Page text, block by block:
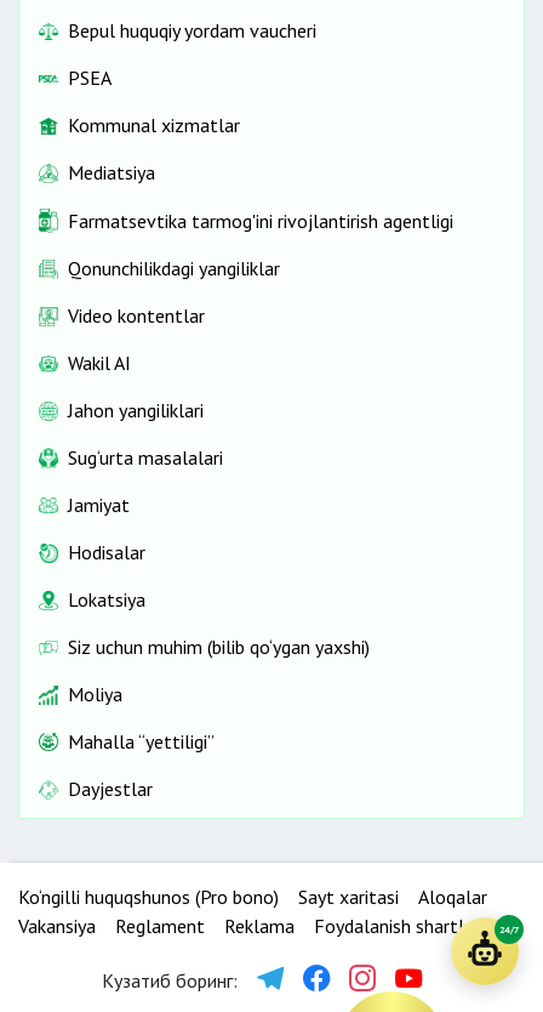
Bepul huquqiy yordam vaucheri
PSEA
Kommunal xizmatlar
Mediatsiya
Farmatsevtika tarmog'ini rivojlantirish agentligi
Qonunchilikdagi yangiliklar
Video kontentlar
Wakil AI
Jahon yangiliklari
Sug‘urta masalalari
Jamiyat
Hodisalar
Lokatsiya
Siz uchun muhim (bilib qo‘ygan yaxshi)
Moliya
Mahalla “yettiligi”
Dayjestlar
Ko‘ngilli huquqshunos (Pro bono) Sayt xaritasi
Aloqalar
Vakansiya
Reglament Reklama Foydalanish shartlari
Кузатиб боринг:
24/7